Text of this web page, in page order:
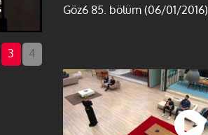
3 4
Göz6 85. bölüm (06/01/2016)